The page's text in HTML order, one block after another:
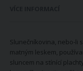
Slunečníkovina, nebo-li
matným leskem,
sluncem na stínící